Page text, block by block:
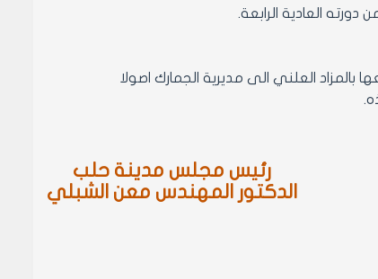
رئيس مجلس مدينة حلب
الدكتور المهندس معن الشبلي